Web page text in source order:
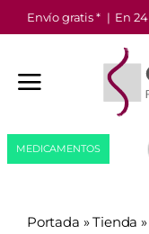
Saltar
al
Envío gratis * | En
MEDICAMENTOS
Portada »Tienda »